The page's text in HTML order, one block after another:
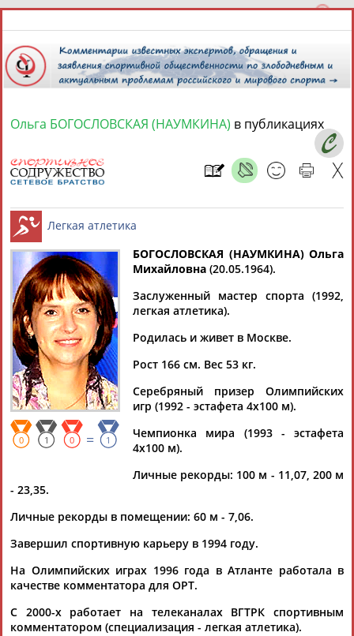
7 августа 2026 года,05:59
СПОРТСМЕНЫ, ТРЕНЕРЫ И СПЕЦИАЛИСТЫ
Найдено: 13181персон
Аслаудин
АБАЕВ
Елена
АБАИМОВА
АБАКУМОВА
АБАЛАКИНА
Дмитрий
АБАРЕНОВ
Тамилла
АБАСОВА
АБАЧАРАЕВ
АБАШИДЗЕ
Флюра
БУЛАТОВА
Татьяна
Акжана
Ольга БОГОСЛОВСКАЯ (НАУМКИНА) в публикациях
Легкая атлетика
0 1 0 = 1
БОГОСЛОВСКАЯ (НАУМКИНА) Ольга
Михайловна (20.05.1964).
Заслуженный мастер спорта (1992,
легкая атлетика).
Родилась и живет в Москве.
Рост 166 см. Вес 53 кг.
Серебряный призер Олимпийских
игр (1992 - эстафета 4х100 м).
Чемпионка мира (1993 - эстафета
4х100 м).
Личные рекорды: 100 м - 11,07, 200 м
- 23,35.
Личные рекорды в помещении: 60 м - 7,06.
Завершил спортивную карьеру в 1994 году.
На Олимпийских играх 1996 года в Атланте работала в
качестве комментатора для ОРТ.
С 2000-х работает на телеканалах ВГТРК спортивным
комментатором (специализация - легкая атлетика).